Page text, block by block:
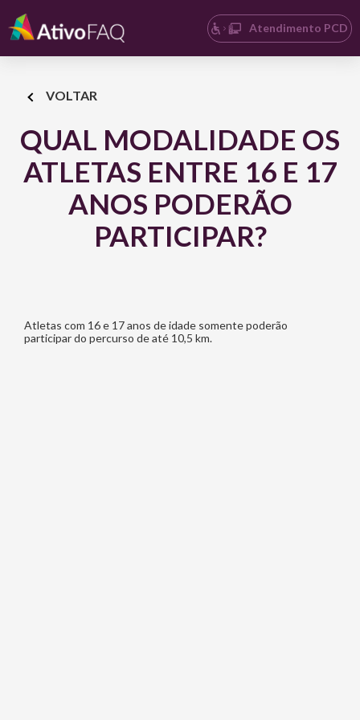
Atendimento PCD
VOLTAR
QUAL MODALIDADE OS
ATLETAS ENTRE 16 E 17
ANOS PODERÃO
PARTICIPAR?
Atletas com 16 e 17 anos de idade somente poderão
participar do percurso de até 10,5 km.